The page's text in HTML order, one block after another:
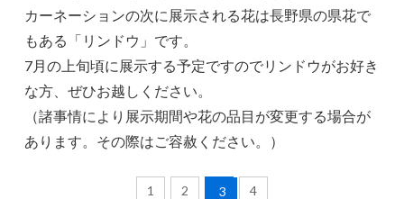
カーネーションの次に展示される花は長野県の県花で
もある「リンドウ」です。
7月の上旬頃に展示する予定ですのでリンドウがお好き
な方、ぜひお越しください。
（諸事情により展示期間や花の品目が変更する場合が
あります。その際はご容赦ください。）
1 2 3 4